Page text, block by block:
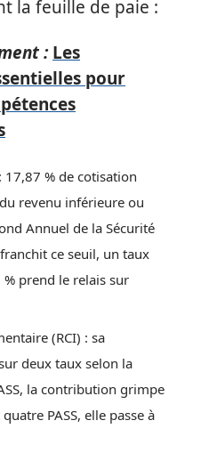
la feuille de paie :
: Les
pour
17,87 % de cotisation
revenu inférieure ou
Annuel de la Sécurité
ce seuil, un taux
prend le relais sur
(RCI) : sa
deux taux selon la
la contribution grimpe
PASS, elle passe à